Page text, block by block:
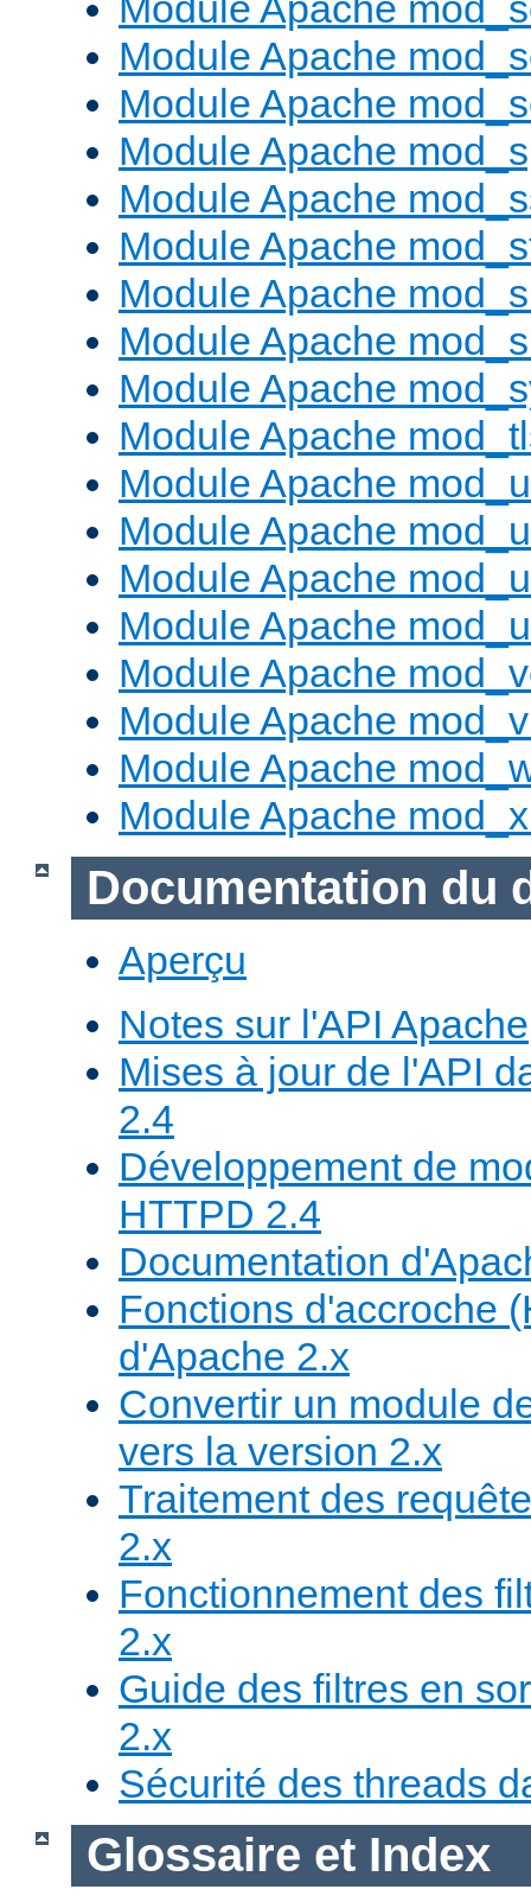
Module Apache
Module Apache
Module Apache
Module Apache
Module Apache
Module Apache
Module Apache
Module Apache
Module Apache
Module Apache
Module Apache
Module Apache
Module Apache
Module Apache
Module Apache
Module Apache
Module Apache
Documentation du
Aperçu
Notes sur l'API Apache
Mises à jour de l'API
2.4
Développement de
HTTPD 2.4
Documentation
Fonctions d'accroche
d'Apache 2.x
Convertir un module
vers la version 2.x
Traitement des
2.x
Fonctionnement des
2.x
Guide des filtres en
2.x
Sécurité des threads
Glossaire et Index